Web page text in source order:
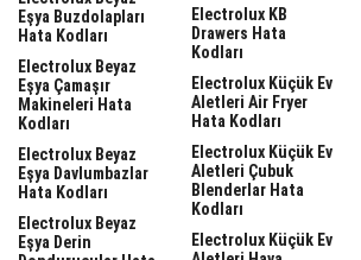
Eşya Buzdolapları
Hata Kodları
Electrolux Beyaz
Eşya Çamaşır
Makineleri Hata
Kodları
Electrolux Beyaz
Eşya Davlumbazlar
Hata Kodları
Electrolux Beyaz
Eşya Derin
Electrolux KB
Drawers Hata
Kodları
Electrolux Küçük Ev
Aletleri Air Fryer
Hata Kodları
Electrolux Küçük Ev
Aletleri Çubuk
Blenderlar Hata
Kodları
Electrolux Küçük Ev